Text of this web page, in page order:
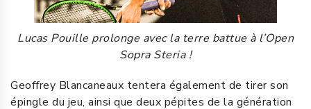
Lucas Pouille prolonge avec la terre battue à l’Open
Sopra Steria !
Geoffrey Blancaneaux tentera également de tirer son
épingle du jeu, ainsi que deux pépites de la génération